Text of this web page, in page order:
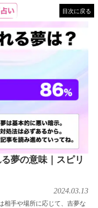
目次に戻る
夢の意味｜スピリ
2024.03.13
相手や場所に応じて、吉夢な